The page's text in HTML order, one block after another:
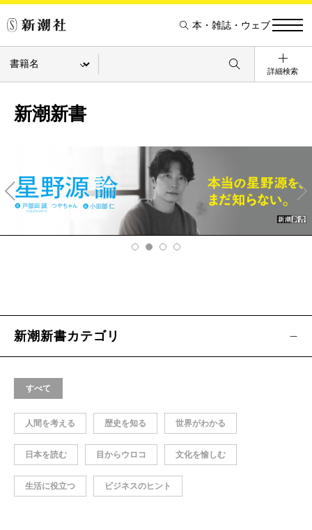
本・雑誌・ウェブ
詳細検索
新潮新書
v
Ne
xt
新潮新書カテゴリ
すべて
人間を考える 歴史を知る 世界がわかる
日本を読む 目からウロコ 文化を愉しむ
生活に役立つ ビジネスのヒント